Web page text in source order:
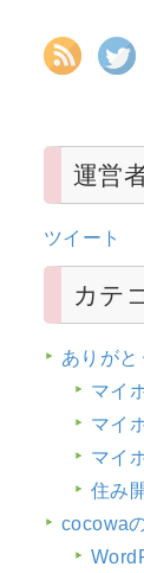
運営
ツイート
カテ
ありがと
マイ
マイ
マイ
住み
cocowa